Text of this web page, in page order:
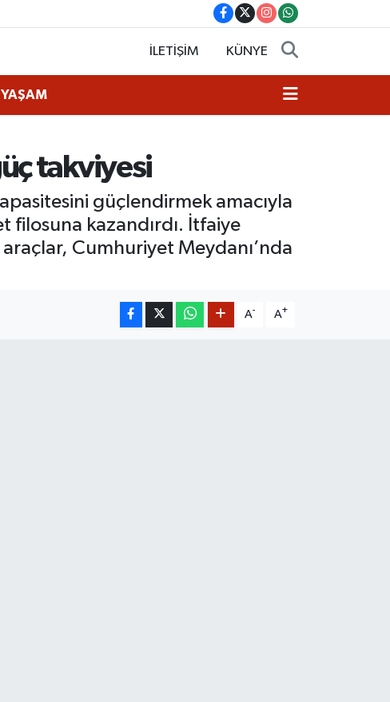
İLETİŞİM KÜNYE
YAŞAM
takviyesi
güçlendirmek amacıyla
filosuna kazandırdı. İtfaiye
Cumhuriyet Meydanı’nda
A- A+